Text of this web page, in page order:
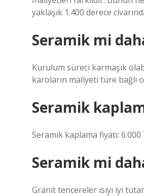
yaklaşık 1.400 derece
Seramik mi
Kurulum süreci karmaşık
karoların maliyeti türe bağlı
Seramik
Seramik kaplama fiyatı: 6.000
Seramik mi
Granit tencereler ısıyı iyi